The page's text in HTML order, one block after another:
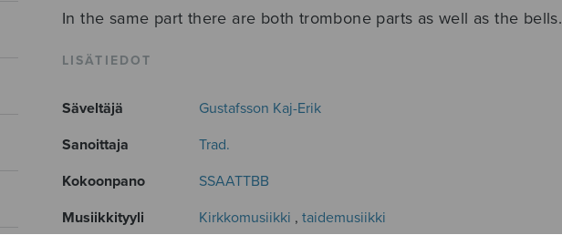
In the same part there are both trombone parts as well as the bells.
LISÄTIEDOT
Säveltäjä
Gustafsson Kaj-Erik
Sanoittaja
Trad.
Kokoonpano
SSAATTBB
Musiikkityyli
Kirkkomusiikki ,taidemusiikki